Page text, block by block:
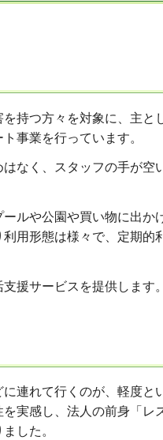
持つ方々を対象に、主と
事業を行っています。
なく、スタッフの手が空
ルや公園や買い物に出か
用形態は様々で、定期的
援サービスを提供します
連れて行くのが、軽度と
実感し、法人の前身「レ
した。